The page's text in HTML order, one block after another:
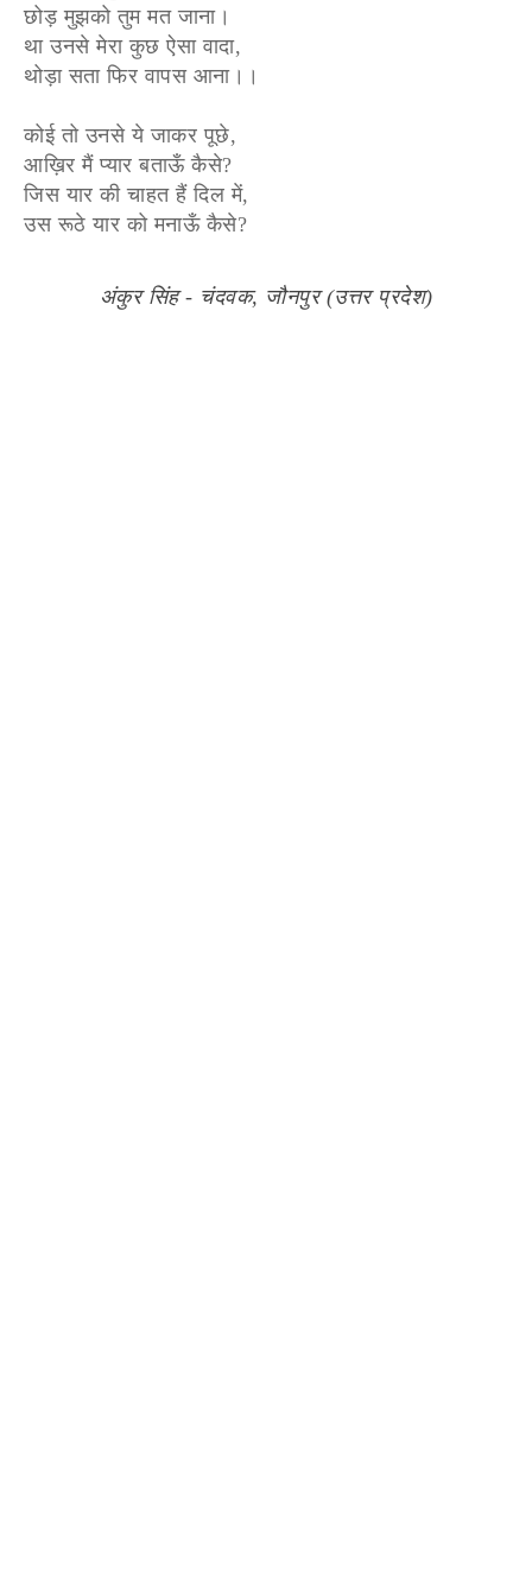
छोड़ मुझको तुम मत जाना।
था उनसे मेरा कुछ ऐसा वादा,
थोड़ा सता फिर वापस आना।।
कोई तो उनसे ये जाकर पूछे,
आख़िर मैं प्यार बताऊँ कैसे?
जिस यार की चाहत हैं दिल में,
उस रूठे यार को मनाऊँ कैसे?
अंकुर सिंह - चंदवक, जौनपुर (उत्तर प्रदेश)